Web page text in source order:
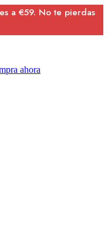
a €59. No te pierdas
ahora